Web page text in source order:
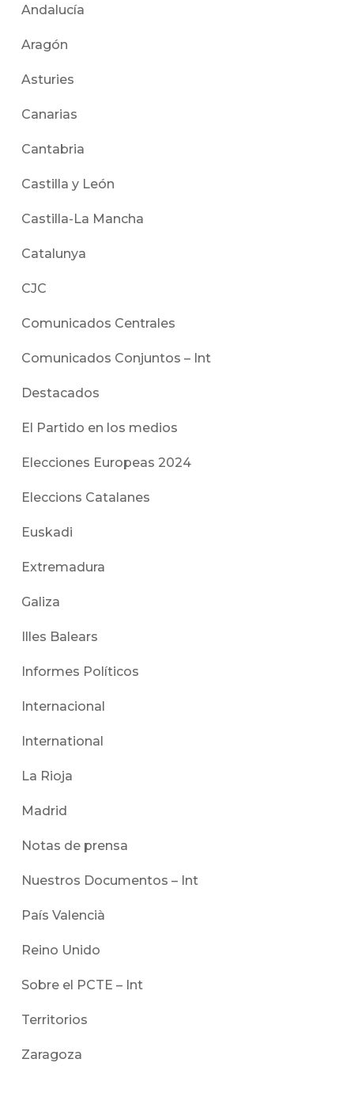
Andalucía
Aragón
Asturies
Canarias
Cantabria
Castilla y León
Castilla-La Mancha
Catalunya
CJC
Comunicados Centrales
Comunicados Conjuntos – Int
Destacados
El Partido en los medios
Elecciones Europeas 2024
Eleccions Catalanes
Euskadi
Extremadura
Galiza
Illes Balears
Informes Políticos
Internacional
International
La Rioja
Madrid
Notas de prensa
Nuestros Documentos – Int
País Valencià
Reino Unido
Sobre el PCTE – Int
Territorios
Zaragoza